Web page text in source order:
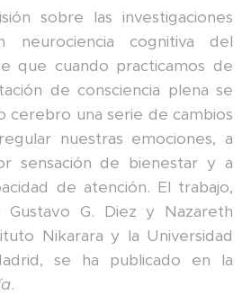
sobre las investigaciones
neurociencia cognitiva del
que cuando practicamos de
de consciencia plena se
cerebro una serie de cambios
nuestras emociones, a
sensación de bienestar y a
de atención. El trabajo,
G. Diez y Nazareth
Nikarara y la Universidad
se ha publicado en la
.